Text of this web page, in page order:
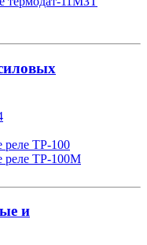
реле ТР-100
реле ТР-100М
и